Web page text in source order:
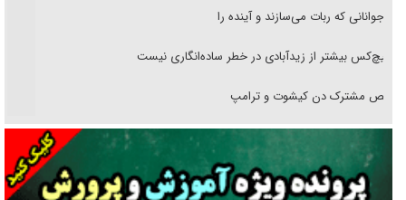
نوجوانانی که ربات می‌سازند و آینده را
هیچ‌کس بیشتر از زیدآبادی در خطر ساده‌انگاری نیست
رقص مشترک دن کیشوت و ترامپ
دنده دولت به واگذاری مسئله‌دار ایران‌خودرو/ خصوصی‌سازی یا انحصار؟
غریزه‌ی بقا و آقای باقی و رفقا